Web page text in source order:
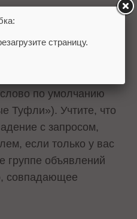
ключевые слова
наиболее
пользователя.
по умолчанию
Туфли»). Учтите, что
с запросом,
если только у вас
группе объявлений
совпадающее
страницу.